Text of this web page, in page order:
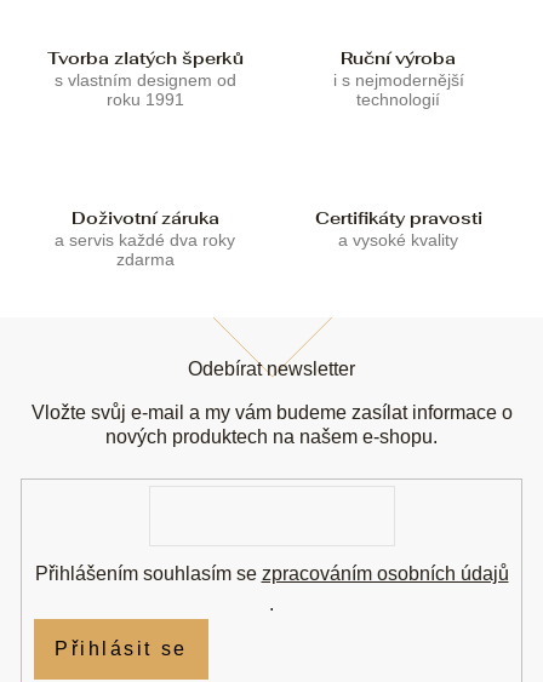
Tvorba zlatých šperků
s vlastním designem od
roku 1991
Ruční výroba
i s nejmodernější
technologií
Doživotní záruka
a servis každé dva roky
zdarma
Certifikáty pravosti
a vysoké kvality
Odebírat newsletter
Vložte svůj e-mail a my vám budeme zasílat informace o
nových produktech na našem e-shopu.
Přihlášením souhlasím se zpracováním osobních údajů
.
Přihlásit se